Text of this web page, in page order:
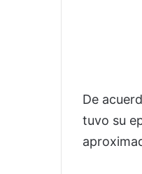
De
tuvo su